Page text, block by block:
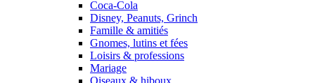
Coca-Cola
Disney, Peanuts, Grinch
Famille & amitiés
Gnomes, lutins et fées
Loisirs & professions
Mariage
Oiseaux & hiboux